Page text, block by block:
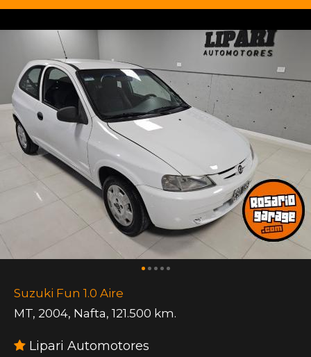
Suzuki Fun 1.0 Aire
MT, 2004, Nafta, 121.500 km.
Lipari Automotores